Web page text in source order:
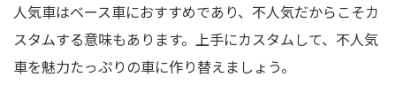
人気車はベース車におすすめであり、不人気だからこそカ
スタムする意味もあります。上手にカスタムして、不人気
車を魅力たっぷりの車に作り替えましょう。